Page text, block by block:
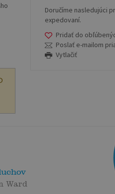
Doručíme nasledujúci
expedovaní.
Pridať do
Poslať e-mailom
Vytlačiť
Ward